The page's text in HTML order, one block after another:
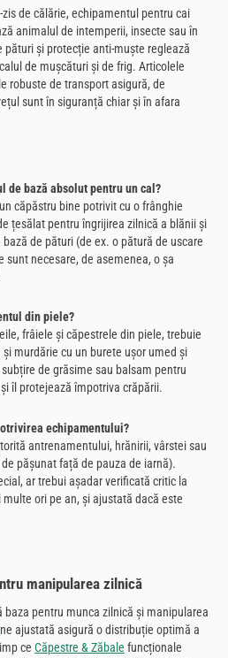
de călărie, echipamentul pentru cai
animalul de intemperii, insecte sau în
și protecție anti-muște reglează
de mușcături și de frig. Articolele
robuste de transport asigură, de
sunt în siguranță chiar și în afara
de bază absolut pentru un cal?
căpăstru bine potrivit cu o frânghie
țesălat pentru îngrijirea zilnică a blănii și
de pături (de ex. o pătură de uscare
sunt necesare, de asemenea, o șa
din piele?
frâiele și căpestrele din piele, trebuie
murdărie cu un burete ușor umed și
de grăsime sau balsam pentru
îl protejează împotriva crăpării.
echipamentului?
antrenamentului, hrănirii, vârstei sau
pășunat față de pauza de iarnă).
ar trebui așadar verificată critic la
ori pe an, și ajustată dacă este
manipularea zilnică
pentru munca zilnică și manipularea
ajustată asigură o distribuție optimă a
ce Căpestre & Zăbale funcționale